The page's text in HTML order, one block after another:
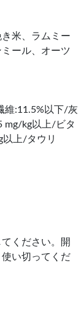
米、ラムミー
ール、オーツ
維:11.5%以下/灰
mg/kg以上/ビタ
以上/タウリ
ください。開
い切ってくだ